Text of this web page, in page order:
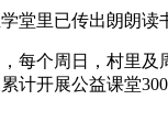
堂里已传出朗朗
每个周日，村里
开展公益课堂